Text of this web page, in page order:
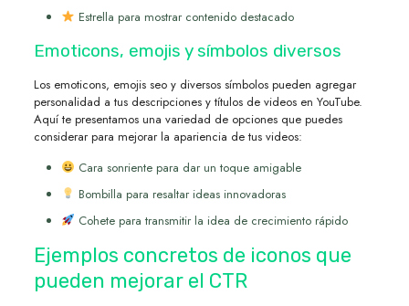
Estrella para mostrar contenido destacado
Emoticons, emojis y símbolos diversos
Los emoticons, emojis seo y diversos símbolos pueden agregar
personalidad a tus descripciones y títulos de videos en YouTube.
Aquí te presentamos una variedad de opciones que puedes
considerar para mejorar la apariencia de tus videos:
Cara sonriente para dar un toque amigable
Bombilla para resaltar ideas innovadoras
Cohete para transmitir la idea de crecimiento rápido
Ejemplos concretos de iconos que
pueden mejorar el CTR